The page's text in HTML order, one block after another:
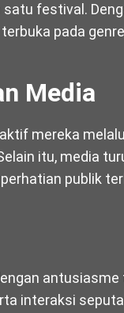
festival.
pada
Media
mereka
itu, media
publik
antusiasme
interaksi